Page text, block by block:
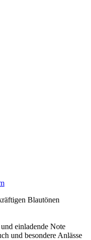
Blautönen
einladende Note
und besondere Anlässe